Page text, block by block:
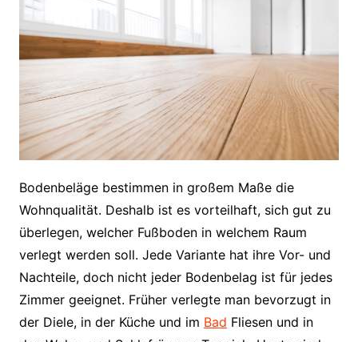
Bodenbeläge bestimmen in großem Maße die
Wohnqualität. Deshalb ist es vorteilhaft, sich gut zu
überlegen, welcher Fußboden in welchem Raum
verlegt werden soll. Jede Variante hat ihre Vor- und
Nachteile, doch nicht jeder Bodenbelag ist für jedes
Zimmer geeignet. Früher verlegte man bevorzugt in
der Diele, in der Küche und im Bad Fliesen und in